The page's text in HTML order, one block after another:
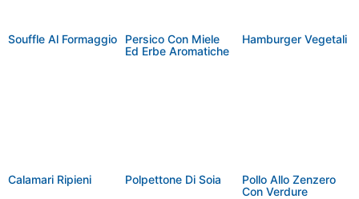
Souffle Al Formaggio
Persico Con Miele
Ed Erbe Aromatiche
Hamburger Vegetali
Calamari Ripieni Polpettone Di Soia
Pollo Allo Zenzero
Con Verdure